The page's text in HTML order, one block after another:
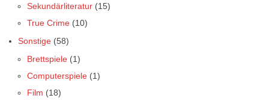
Sekundärliteratur (15)
True Crime (10)
Sonstige (58)
Brettspiele (1)
Computerspiele (1)
Film (18)